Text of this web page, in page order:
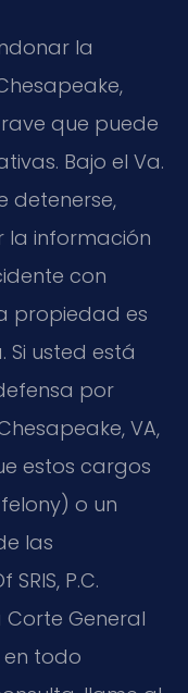
la
que puede
Bajo el Va.
detenerse,
la información
con
propiedad es
usted está
por
VA,
estos cargos
o un
las
P.C.
General
en todo